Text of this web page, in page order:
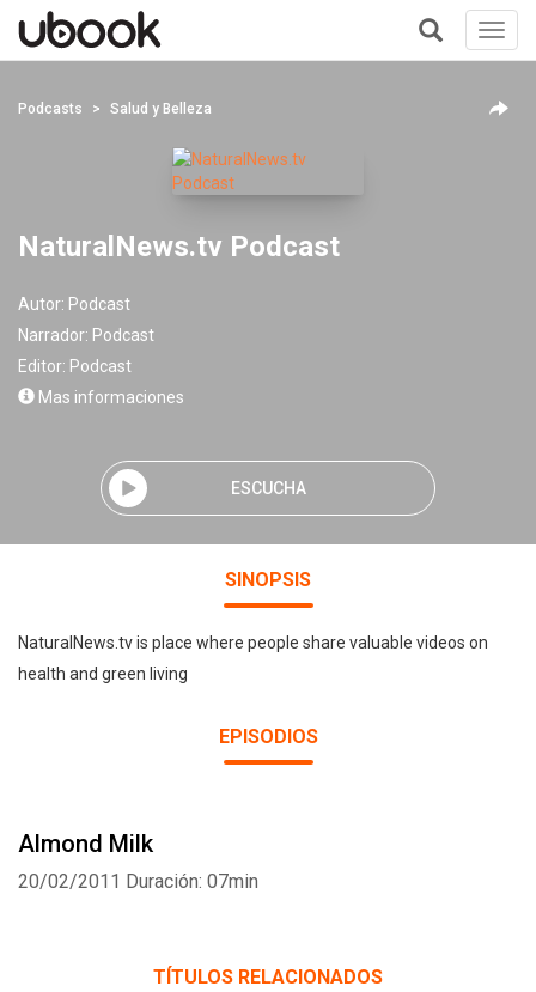
+
Podcasts Salud y Belleza
NaturalNews.tv Podcast
Autor: Podcast
Narrador: Podcast
Editor: Podcast
Mas informaciones
ESCUCHA
SINOPSIS
NaturalNews.tv is place where people share valuable videos on
health and green living
EPISODIOS
Almond Milk
20/02/2011 Duración: 07min
TÍTULOS RELACIONADOS